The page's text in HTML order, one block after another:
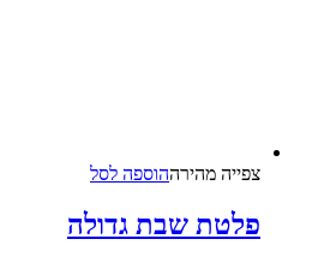
צפייה‬ ‫מהירה‬הוספה לסל
פלטת שבת גדולה